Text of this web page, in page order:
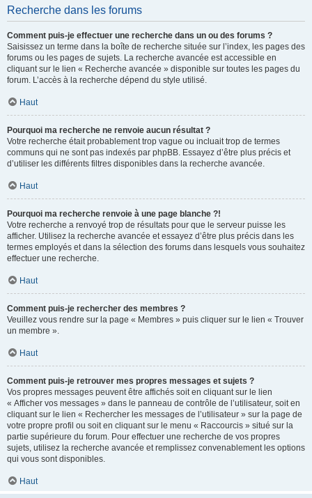
Recherche dans les forums
Comment puis-je effectuer une recherche dans un ou des forums ?
Saisissez un terme dans la boîte de recherche située sur l’index, les pages des
forums ou les pages de sujets. La recherche avancée est accessible en
cliquant sur le lien « Recherche avancée » disponible sur toutes les pages du
forum. L’accès à la recherche dépend du style utilisé.
Haut
Pourquoi ma recherche ne renvoie aucun résultat ?
Votre recherche était probablement trop vague ou incluait trop de termes
communs qui ne sont pas indexés par phpBB. Essayez d’être plus précis et
d’utiliser les différents filtres disponibles dans la recherche avancée.
Haut
Pourquoi ma recherche renvoie à une page blanche ?!
Votre recherche a renvoyé trop de résultats pour que le serveur puisse les
afficher. Utilisez la recherche avancée et essayez d’être plus précis dans les
termes employés et dans la sélection des forums dans lesquels vous souhaitez
effectuer une recherche.
Haut
Comment puis-je rechercher des membres ?
Veuillez vous rendre sur la page « Membres » puis cliquer sur le lien « Trouver
un membre ».
Haut
Comment puis-je retrouver mes propres messages et sujets ?
Vos propres messages peuvent être affichés soit en cliquant sur le lien
« Afficher vos messages » dans le panneau de contrôle de l’utilisateur, soit en
cliquant sur le lien « Rechercher les messages de l’utilisateur » sur la page de
votre propre profil ou soit en cliquant sur le menu « Raccourcis » situé sur la
partie supérieure du forum. Pour effectuer une recherche de vos propres
sujets, utilisez la recherche avancée et remplissez convenablement les options
qui vous sont disponibles.
Haut